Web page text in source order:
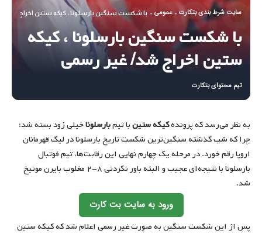
سایت شرط بندی بتکارت - عمومی - با شکست سنگین بارسلونا ، کیکه ستین اخراج شد/
با شکست سنگین بارسلونا ، کیکه
ستین اخراج شد/ غیر رسمی
تیم محتوای بتکارت
به نظر می‌رسد که پروندهکیکه ستینبا تیمبارسلوناخیلی زود بسته شد؛
چرا که شب گذشته سنگین‌ترین شکست تاریخ بارسلونا در لیگ قهرمانان
اروپا رقم خورد. در مرحله یک چهارم نهایی این رقابت‌ها، تیم فوتبال
بارسلونا با نتیجه‌ای عجیب و البته باور نکردنی ۸-۲ مغلوب بایرن مونیخ
شد.
ورود به سایت بت کارت
پس از این شکست سنگین به صورت غیر رسمی اعلام شد که کیکه ستین